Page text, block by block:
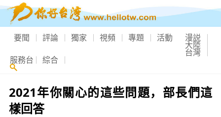
要聞 評論 獨家 視頻 專題 活動 漫説
大陸
台灣
服務台 綜合
2021年你關心的這些問題，部長們這
樣回答